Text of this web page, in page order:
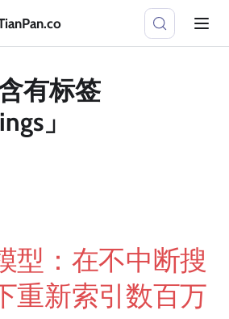
有标签
」
型：在不中断搜
重新索引数百万